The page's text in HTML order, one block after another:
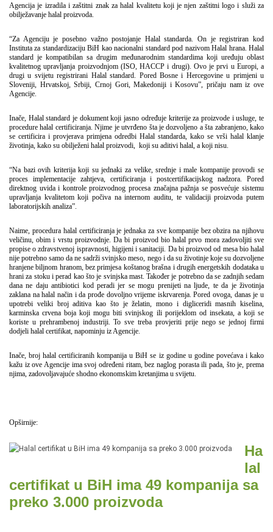
Agencija je izradila i zaštitni znak za halal kvalitetu koji je njen zaštitni logo i služi za
obilježavanje halal proizvoda.
“Za Agenciju je posebno važno postojanje Halal standarda. On je registriran kod
Instituta za standardizaciju BiH kao nacionalni standard pod nazivom Halal hrana. Halal
standard je kompatibilan sa drugim međunarodnim standardima koji uređuju oblast
kvalitetnog upravljanja proizvodnjom (ISO, HACCP i drugi). Ovo je prvi u Europi, a
drugi u svijetu registrirani Halal standard. Pored Bosne i Hercegovine u primjeni u
Sloveniji, Hrvatskoj, Srbiji, Crnoj Gori, Makedoniji i Kosovu”, pričaju nam iz ove
Agencije.
Inače, Halal standard je dokument koji jasno određuje kriterije za proizvode i usluge, te
procedure halal certificiranja. Njime je utvrđeno šta je dozvoljeno a šta zabranjeno, kako
se certificira i provjerava primjena odredbi Halal standarda, kako se vrši halal klanje
životinja, kako su obilježeni halal proizvodi, koji su aditivi halal, a koji nisu.
“Na bazi ovih kriterija koji su jednaki za velike, srednje i male kompanije provodi se
proces implementacije zahtjeva, certificiranja i postcertifikacijskog nadzora. Pored
direktnog uvida i kontrole proizvodnog procesa značajna pažnja se posvećuje sistemu
upravljanja kvalitetom koji počiva na internom auditu, te validaciji proizvoda putem
laboratorijskih analiza”.
Naime, procedura halal certificiranja je jednaka za sve kompanije bez obzira na njihovu
veličinu, obim i vrstu proizvodnje. Da bi proizvod bio halal prvo mora zadovoljiti sve
propise o zdravstvenoj ispravnosti, higijeni i sanitaciji. Da bi proizvod od mesa bio halal
nije potrebno samo da ne sadrži svinjsko meso, nego i da su životinje koje su dozvoljene
hranjene biljnom hranom, bez primjesa koštanog brašna i drugih energetskih dodataka u
hrani za stoku i perad kao što je svinjska mast. Također je potrebno da se zadnjih sedam
dana ne daju antibiotici kod peradi jer se mogu prenijeti na ljude, te da je životinja
zaklana na halal način i da prođe dovoljno vrijeme iskrvarenja. Pored ovoga, danas je u
upotrebi veliki broj aditiva kao što je želatin, mono i digliceridi masnih kiselina,
karminska crvena boja koji mogu biti svinjskog ili porijeklom od insekata, a koji se
koriste u prehrambenoj industriji. To sve treba provjeriti prije nego se jednoj firmi
dodjeli halal certifikat, napominju iz Agencije.
Inače, broj halal certificiranih kompanija u BiH se iz godine u godine povećava i kako
kažu iz ove Agencije ima svoj određeni ritam, bez naglog porasta ili pada, što je, prema
njima, zadovoljavajuće shodno ekonomskim kretanjima u svijetu.
Opširnije:
Ha
lal
certifikat u BiH ima 49 kompanija sa
preko 3.000 proizvoda